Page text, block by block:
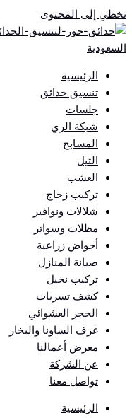
تخطي إلى المحتوى
الرئيسية
تنسيق حدائق
جلسات
شبكة الري
المسابح
الثيل
العشب
تركيب زجاج
شلالات ونوافير
مظلات وسواتر
أحواض زراعية
صيانة المنازل
تركيب نخيل
كشف تسربات
الحجر العشوائي
غرف الساونا والبخار
معرض أعمالنا
عن الشركة
تواصل معنا
الرئيسية